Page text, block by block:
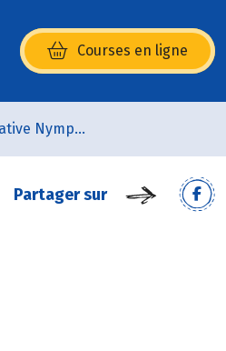
Courses en ligne
fenêtre)
Coopérative Nymphéa
Partager sur